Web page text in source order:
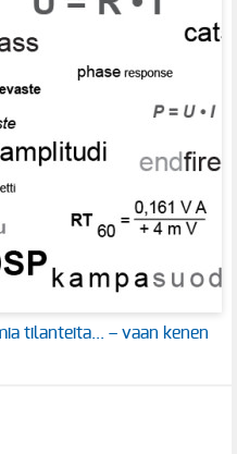
tilanteita... – vaan kenen